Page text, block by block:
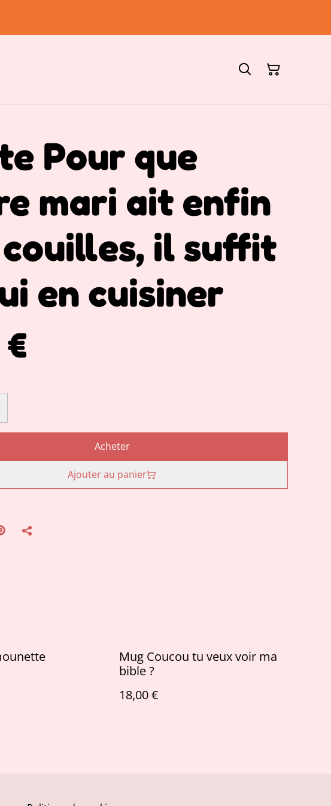
Pour que
mari ait enfin
couilles, il suffit
en cuisiner
€
Acheter
Ajouter au panier
Mug Coucou tu veux voir ma
bible ?
18,00 €